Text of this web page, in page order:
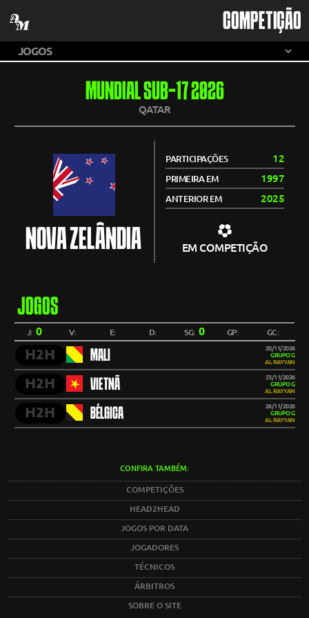
COMPETIÇÃO
MUNDIAL SUB-17 2026
QATAR
NOVA ZELÂNDIA
PARTICIPAÇÕES 12
PRIMEIRA EM 1997
ANTERIOR EM 2025
EM COMPETIÇÃO
JOGOS
J: 0 V: E: D: SG: 0 GP: GC:
H2H MALI
20/11/2026
GRUPO G
AL RAYYAN
H2H VIETNÃ
23/11/2026
GRUPO G
AL RAYYAN
H2H BÉLGICA
26/11/2026
GRUPO G
AL RAYYAN
CONFIRA TAMBÉM:
COMPETIÇÕES
HEAD2HEAD
JOGOS POR DATA
JOGADORES
TÉCNICOS
ÁRBITROS
SOBRE O SITE